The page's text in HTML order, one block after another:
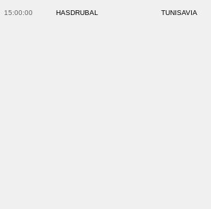
15:00:00 HASDRUBAL TUNISAVIA